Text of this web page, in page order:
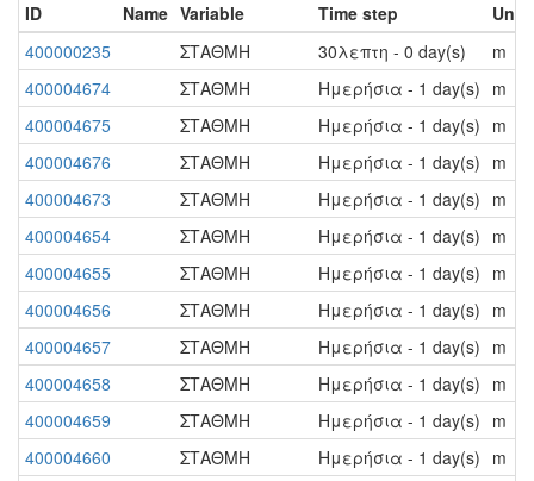
ID Name Variable Time step
Unit
400000235
ΣΤΑΘΜΗ 30λεπτη - 0 day(s)
m
400004674
ΣΤΑΘΜΗ Ημερήσια - 1 day(s) m
400004675
ΣΤΑΘΜΗ Ημερήσια - 1 day(s) m
400004676
ΣΤΑΘΜΗ Ημερήσια - 1 day(s) m
400004673
ΣΤΑΘΜΗ Ημερήσια - 1 day(s) m
400004654
ΣΤΑΘΜΗ Ημερήσια - 1 day(s) m
400004655
ΣΤΑΘΜΗ Ημερήσια - 1 day(s) m
400004656
ΣΤΑΘΜΗ Ημερήσια - 1 day(s) m
400004657
ΣΤΑΘΜΗ Ημερήσια - 1 day(s) m
400004658
ΣΤΑΘΜΗ Ημερήσια - 1 day(s) m
400004659
ΣΤΑΘΜΗ Ημερήσια - 1 day(s) m
400004660
ΣΤΑΘΜΗ Ημερήσια - 1 day(s) m